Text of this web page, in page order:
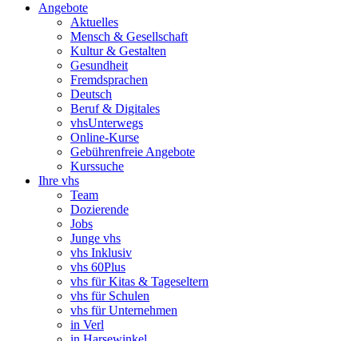
Angebote
Aktuelles
Mensch & Gesellschaft
Kultur & Gestalten
Gesundheit
Fremdsprachen
Deutsch
Beruf & Digitales
vhsUnterwegs
Online-Kurse
Gebührenfreie Angebote
Kurssuche
Ihre vhs
Team
Dozierende
Jobs
Junge vhs
vhs Inklusiv
vhs 60Plus
vhs für Kitas & Tageseltern
vhs für Schulen
vhs für Unternehmen
in Verl